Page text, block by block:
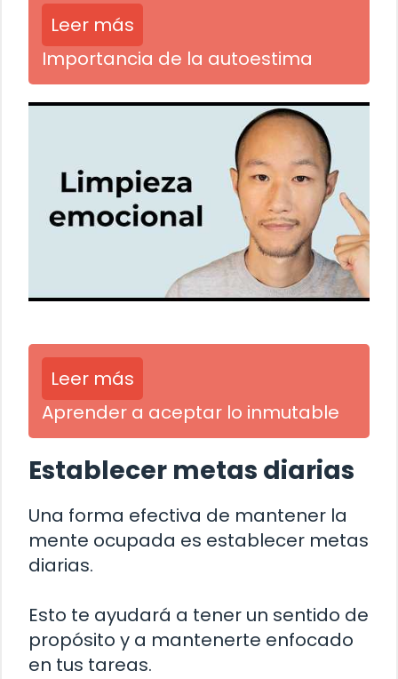
Leer más
Importancia de la autoestima
Leer más
Aprender a aceptar lo inmutable
Establecer metas diarias
Una forma efectiva de mantener la
mente ocupada es establecer metas
diarias.
Esto te ayudará a tener un sentido de
propósito y a mantenerte enfocado
en tus tareas.